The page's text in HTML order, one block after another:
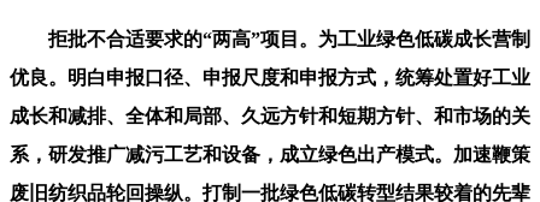
拒批不合适要求的“两高”项目。为工业绿色低碳成长营制
优良。明白申报口径、申报尺度和申报方式，统筹处置好工业
成长和减排、全体和局部、久远方针和短期方针、和市场的关
系，研发推广减污工艺和设备，成立绿色出产模式。加速鞭策
废旧纺织品轮回操纵。打制一批绿色低碳转型结果较着的先辈